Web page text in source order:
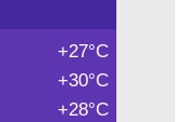
+27°C
+30°C
+28°C